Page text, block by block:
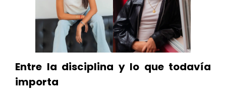
Entre la disciplina y lo que todavía
importa